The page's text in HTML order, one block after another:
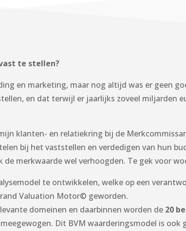
te stellen?
en marketing, maar nog altijd was er geen
en dat terwijl er jaarlijks zoveel miljarden
klanten- en relatiekring bij de
bij het vaststellen en verdedigen van hun
merkwaarde wel verhoogden. Te gek voor
te ontwikkelen, welke op een
Valuation Motor© geworden.
domeinen en daarbinnen worden de 20
meegewogen. Dit BVM waarderingsmodel is ook